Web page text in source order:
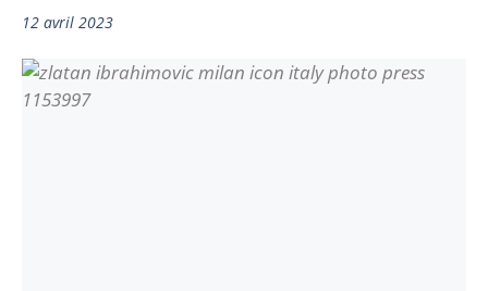
12 avril 2023